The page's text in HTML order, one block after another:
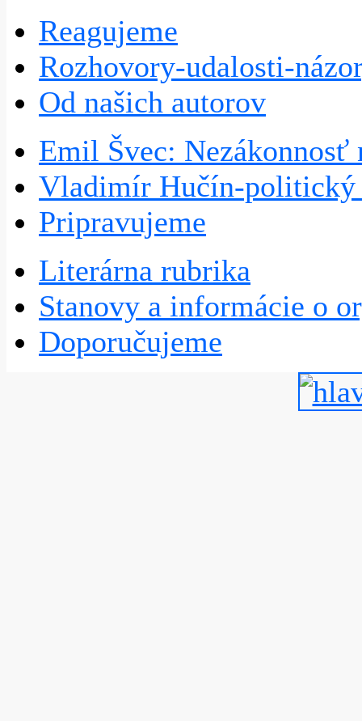
Reagujeme
Rozhovory-udalosti-
Od našich autorov
Emil Švec: Nezákonnosť
Vladimír Hučín-politický
Pripravujeme
Literárna rubrika
Stanovy a informácie o
Doporučujeme